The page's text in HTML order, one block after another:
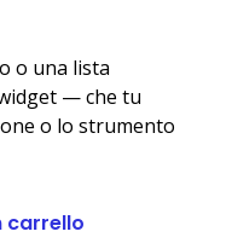
o una lista
— che tu
o lo strumento
carrello